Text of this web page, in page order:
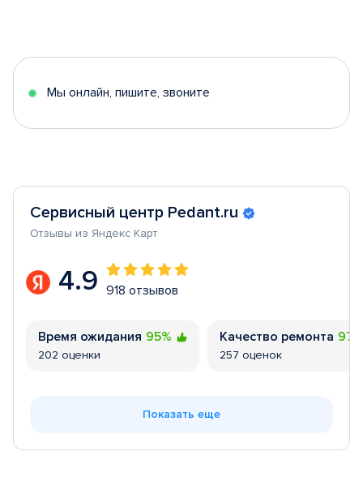
5
Мы онлайн, пишите, звоните
Сервисный центр Pedant.ru
Отзывы из Яндекс Карт
4.9 918 отзывов
Время ожидания 95%
202 оценки
Качество ремонта
257 оценок
Показать еще